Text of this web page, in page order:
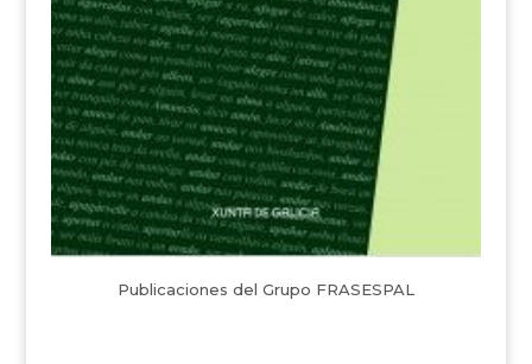
Publicaciones del Grupo FRASESPAL